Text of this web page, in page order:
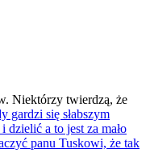
Niektórzy twierdzą, że
gardzi się słabszym
dzielić a to jest za mało
panu Tuskowi, że tak